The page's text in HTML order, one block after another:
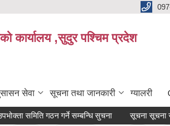
कार्यालय ,सुदुर पश्चिम प्रदेश
सेवा सूचना तथा जानकारी ग्यालरी
समिति गठन गर्ने सम्बन्धि सुचना सूचना सूचना